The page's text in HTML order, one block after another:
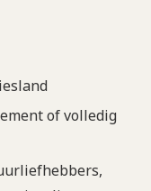
of volledig